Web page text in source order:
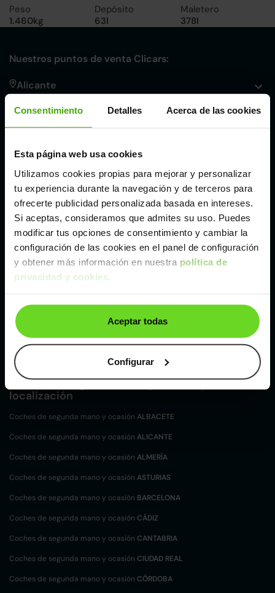
Consentimiento Detalles Acerca de las cookies
Esta página web usa cookies
Utilizamos cookies propias para mejorar y personalizar
tu experiencia durante la navegación y de terceros para
ofrecerte publicidad personalizada basada en intereses.
Si aceptas, consideramos que admites su uso. Puedes
modificar tus opciones de consentimiento y cambiar la
configuración de las cookies en el panel de configuración
y obtener más información en nuestra política de
privacidad y cookies
Aceptar todas
Configurar
Peso
1.460kg
Depósito
63l
Maletero
378l
Nuestros puntos de venta Clicars:
Alicante
Madrid
Málaga
Valencia
Zaragoza
Ver Mitsubishi Eclipse Cross de segunda mano y
ocasión
Mitsubishi Eclipse Cross de segunda mano y ocasión
Coches desegunda mano y ocasión por
localización
Coches de segunda mano y ocasión ALBACETE
Coches de segunda mano y ocasión ALICANTE
Coches de segunda mano y ocasión ALMERÍA
Coches de segunda mano y ocasión ASTURIAS
Coches de segunda mano y ocasión BARCELONA
Coches de segunda mano y ocasión CÁDIZ
Coches de segunda mano y ocasión CANTABRIA
Coches de segunda mano y ocasión CIUDAD REAL
Coches de segunda mano y ocasión CÓRDOBA